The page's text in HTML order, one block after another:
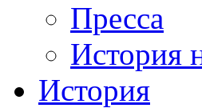
Пресса
История
История